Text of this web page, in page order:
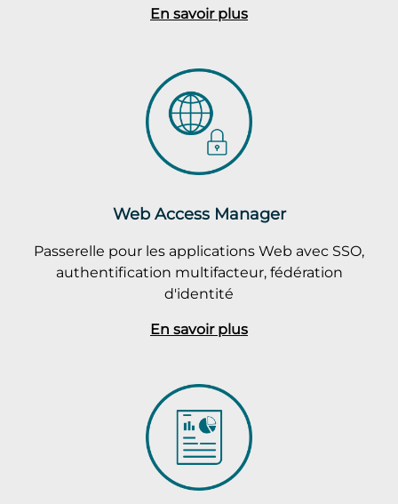
En savoir plus
Web Access Manager
Passerelle pour les applications Web avec SSO,
authentification multifacteur, fédération
d'identité
En savoir plus